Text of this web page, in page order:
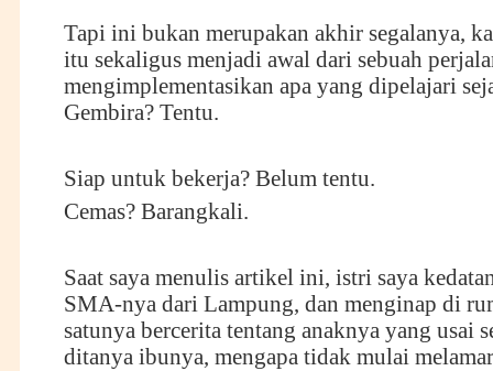
Tapi ini bukan merupakan akhir segalanya,
itu sekaligus menjadi awal dari sebuah
mengimplementasikan apa yang dipelajari
Gembira? Tentu.
Siap untuk bekerja? Belum tentu.
Cemas? Barangkali.
Saat saya menulis artikel ini, istri saya
SMA-nya dari Lampung, dan menginap di
satunya bercerita tentang anaknya yang usai
ditanya ibunya, mengapa tidak mulai